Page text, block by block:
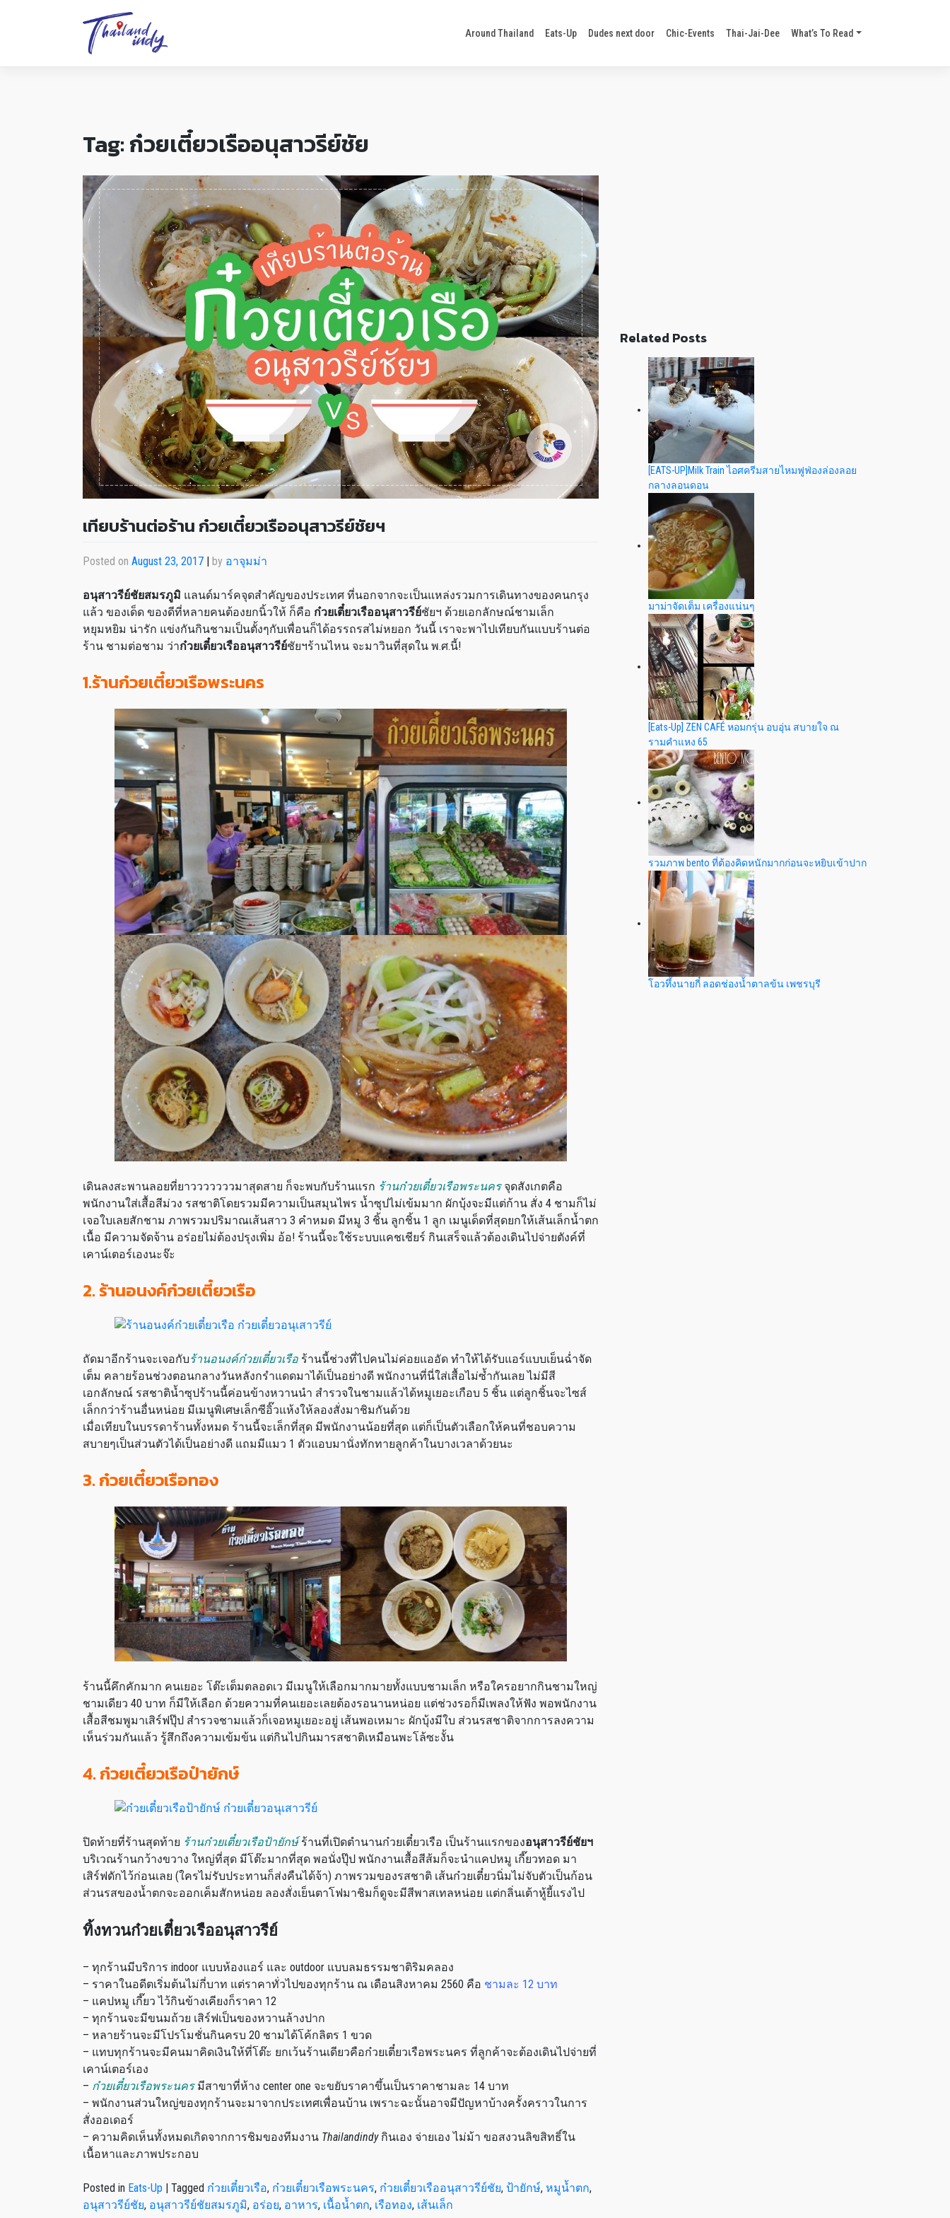
Around Thailand Eats-Up Dudes next door Chic-Events Thai-Jai-Dee What’s To Read
Tag:ก๋วยเตี๋ยวเรืออนุสาวรีย์ชัย
เทียบร้านต่อร้าน ก๋วยเตี๋ยวเรืออนุสาวรีย์ชัยฯ
Posted on August 23, 2017 | by อาจุมม่า
อนุสาวรีย์ชัยสมรภูมิ แลนด์มาร์คจุดสำคัญของประเทศ ที่นอกจากจะเป็นแหล่งรวมการเดินทางของคนกรุง
แล้ว ของเด็ด ของดีที่หลายคนต้องยกนิ้วให้ ก็คือ ก๋วยเตี๋ยวเรืออนุสาวรีย์ชัยฯ ด้วยเอกลักษณ์ชามเล็ก
หยุมหยิม น่ารัก แข่งกันกินชามเป็นตั้งๆกับเพื่อนก็ได้อรรถรสไม่หยอก วันนี้ เราจะพาไปเทียบกันแบบร้านต่อ
ร้าน ชามต่อชาม ว่าก๋วยเตี๋ยวเรืออนุสาวรีย์ชัยฯร้านไหน จะมาวินที่สุดใน พ.ศ.นี้!
1.ร้านก๋วยเตี๋ยวเรือพระนคร
เดินลงสะพานลอยที่ยาวววววววมาสุดสาย ก็จะพบกับร้านแรก ร้านก๋วยเตี๋ยวเรือพระนคร จุดสังเกตคือ
พนักงานใส่เสื้อสีม่วง รสชาติโดยรวมมีความเป็นสมุนไพร น้ำซุปไม่เข้มมาก ผักบุ้งจะมีแต่ก้าน สั่ง 4 ชามก็ไม่
เจอใบเลยสักชาม ภาพรวมปริมาณเส้นสาว 3 คำหมด มีหมู 3 ชิ้น ลูกชิ้น 1 ลูก เมนูเด็ดที่สุดยกให้เส้นเล็กน้ำตก
เนื้อ มีความจัดจ้าน อร่อยไม่ต้องปรุงเพิ่ม อ้อ! ร้านนี้จะใช้ระบบแคชเชียร์ กินเสร็จแล้วต้องเดินไปจ่ายตังค์ที่
เคาน์เตอร์เองนะจ๊ะ
2. ร้านอนงค์ก๋วยเตี๋ยวเรือ
ถัดมาอีกร้านจะเจอกับร้านอนงค์ก๋วยเตี๋ยวเรือ ร้านนี้ช่วงที่ไปคนไม่ค่อยแออัด ทำให้ได้รับแอร์แบบเย็นฉ่ำจัด
เต็ม คลายร้อนช่วงตอนกลางวันหลังกรำแดดมาได้เป็นอย่างดี พนักงานที่นี่ใส่เสื้อไม่ซ้ำกันเลย ไม่มีสี
เอกลักษณ์ รสชาติน้ำซุปร้านนี้ค่อนข้างหวานนำ สำรวจในชามแล้วได้หมูเยอะเกือบ 5 ชิ้น แต่ลูกชิ้นจะไซส์
เล็กกว่าร้านอื่นหน่อย มีเมนูพิเศษเล็กซีอิ๊วแห้งให้ลองสั่งมาชิมกันด้วย
เมื่อเทียบในบรรดาร้านทั้งหมด ร้านนี้จะเล็กที่สุด มีพนักงานน้อยที่สุด แต่ก็เป็นตัวเลือกให้คนที่ชอบความ
สบายๆเป็นส่วนตัวได้เป็นอย่างดี แถมมีแมว 1 ตัวแอบมานั่งทักทายลูกค้าในบางเวลาด้วยนะ
3. ก๋วยเตี๋ยวเรือทอง
ร้านนี้คึกคักมาก คนเยอะ โต๊ะเต็มตลอดเว มีเมนูให้เลือกมากมายทั้งแบบชามเล็ก หรือใครอยากกินชามใหญ่
ชามเดียว 40 บาท ก็มีให้เลือก ด้วยความที่คนเยอะเลยต้องรอนานหน่อย แต่ช่วงรอก็มีเพลงให้ฟัง พอพนักงาน
เสื้อสีชมพูมาเสิร์ฟปุ๊ป สำรวจชามแล้วก็เจอหมูเยอะอยู่ เส้นพอเหมาะ ผักบุ้งมีใบ ส่วนรสชาติจากการลงความ
เห็นร่วมกันแล้ว รู้สึกถึงความเข้มข้น แต่กินไปกินมารสชาติเหมือนพะโล้ซะงั้น
4. ก๋วยเตี๋ยวเรือป๋ายักษ์
ปิดท้ายที่ร้านสุดท้าย ร้านก๋วยเตี๋ยวเรือป้ายักษ์ ร้านที่เปิดตำนานก๋วยเตี๋ยวเรือ เป็นร้านแรกของอนุสาวรีย์ชัยฯ
บริเวณร้านกว้างขวาง ใหญ่ที่สุด มีโต๊ะมากที่สุด พอนั่งปุ๊ป พนักงานเสื้อสีส้มก็จะนำแคปหมู เกี๊ยวทอด มา
เสิร์ฟดักไว้ก่อนเลย (ใครไม่รับประทานก็ส่งคืนได้จ้า) ภาพรวมของรสชาติ เส้นก๋วยเตี๋ยวนิ่มไม่จับตัวเป็นก้อน
ส่วนรสของน้ำตกจะออกเค็มสักหน่อย ลองสั่งเย็นตาโฟมาชิมก็ดูจะมีสีพาสเทลหน่อย แต่กลิ่นเต้าหู้ยี้แรงไป
ทิ้งทวนก๋วยเตี๋ยวเรืออนุสาวรีย์
– ทุกร้านมีบริการ indoor แบบห้องแอร์ และ outdoor แบบลมธรรมชาติริมคลอง
– ราคาในอดีตเริ่มต้นไม่กี่บาท แต่ราคาทั่วไปของทุกร้าน ณ เดือนสิงหาคม 2560 คือ ชามละ 12 บาท
– แคปหมู เกี๊ยว ไว้กินข้างเคียงก็ราคา 12
– ทุกร้านจะมีขนมถ้วย เสิร์ฟเป็นของหวานล้างปาก
– หลายร้านจะมีโปรโมชั่นกินครบ 20 ชามได้โค้กลิตร 1 ขวด
– แทบทุกร้านจะมีคนมาคิดเงินให้ที่โต๊ะ ยกเว้นร้านเดียวคือก๋วยเตี๋ยวเรือพระนคร ที่ลูกค้าจะต้องเดินไปจ่ายที่
เคาน์เตอร์เอง
– ก๋วยเตี๋ยวเรือพระนครมีสาขาที่ห้าง center one จะขยับราคาขึ้นเป็นราคาชามละ 14 บาท
– พนักงานส่วนใหญ่ของทุกร้านจะมาจากประเทศเพื่อนบ้าน เพราะฉะนั้นอาจมีปัญหาบ้างครั้งคราวในการ
สั่งออเดอร์
– ความคิดเห็นทั้งหมดเกิดจากการชิมของทีมงาน Thailandindyกินเอง จ่ายเอง ไม่ม้า ขอสงวนลิขสิทธิ์ใน
เนื้อหาและภาพประกอบ
Posted in Eats-Up | Tagged ก๋วยเตี๋ยวเรือ, ก๋วยเตี๋ยวเรือพระนคร, ก๋วยเตี๋ยวเรืออนุสาวรีย์ชัย, ป้ายักษ์, หมูน้ำตก,
อนุสาวรีย์ชัย, อนุสาวรีย์ชัยสมรภูมิ, อร่อย, อาหาร, เนื้อน้ำตก, เรือทอง, เส้นเล็ก
Related Posts
[EATS-UP]Milk Train ไอศครีมสายไหมฟูฟ่องล่องลอย
กลางลอนดอน
มาม่าจัดเต็ม เครื่องแน่นๆ
[Eats-Up] ZEN CAFÉ หอมกรุ่น อบอุ่น สบายใจ ณ
รามคำแหง 65
รวมภาพ bento ที่ต้องคิดหนักมากก่อนจะหยิบเข้าปาก
โอวทึ้งนายกี๋ ลอดช่องน้ำตาลข้น เพชรบุรี